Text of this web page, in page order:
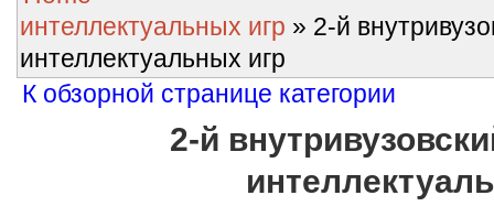
интеллектуальных игр » 2-й
интеллектуальных игр
К обзорной странице категории
2-й